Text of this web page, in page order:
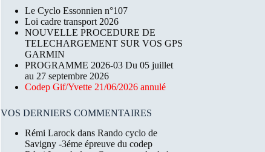
Le Cyclo Essonnien n°107
Loi cadre transport 2026
NOUVELLE PROCEDURE DE
TELECHARGEMENT SUR VOS GPS
GARMIN
PROGRAMME 2026-03 Du 05 juillet
au 27 septembre 2026
Codep Gif/Yvette 21/06/2026 annulé
VOS DERNIERS COMMENTAIRES
Rémi Larock dansRando cyclo de
Savigny -3éme épreuve du codep